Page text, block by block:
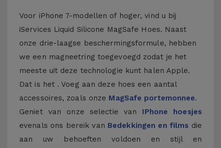
Voor iPhone 7-modellen of hoger, vind u bij
iServices Liquid Silicone MagSafe Hoes. Naast
onze drie-laagse beschermingsformule, hebben
we een magneetring toegevoegd zodat je het
meeste uit deze technologie kunt halen Apple.
Dat is het . Voeg aan deze hoes een aantal
accessoires, zoals onze MagSafe portemonnee.
Geniet van onze selectie van IPhone hoesjes
evenals ons bereik van Bedekkingen en films die
aan uw behoeften voldoen en stijl en